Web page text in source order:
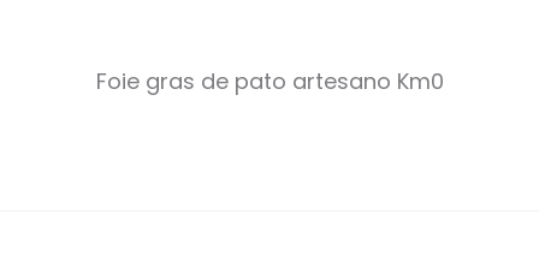
Foie gras de pato artesano Km0